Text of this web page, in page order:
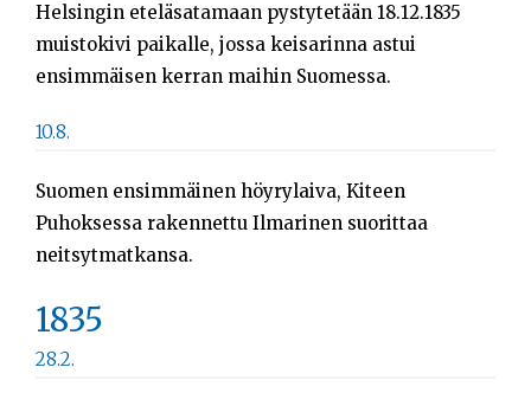
Helsingin eteläsatamaan pystytetään 18.12.1835
muistokivi paikalle, jossa keisarinna astui
ensimmäisen kerran maihin Suomessa.
10.8.
Suomen ensimmäinen höyrylaiva, Kiteen
Puhoksessa rakennettu Ilmarinen suorittaa
neitsytmatkansa.
1835
28.2.